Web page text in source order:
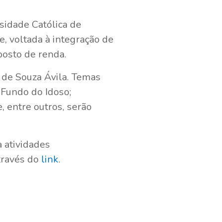
Católica de
voltada à integração de
de renda.
Souza Ávila. Temas
do Idoso;
entre outros, serão
atividades
do link.